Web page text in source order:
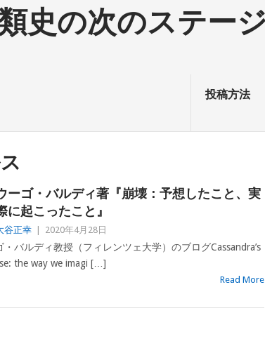
投稿方法
ーゴ・バルディ著『崩壊：予想したこと、実
に起こったこと』
谷正幸 2020年4月28日
バルディ教授（フィレンツェ大学）のブログCassandra’s
the way we imagi […]
Read More